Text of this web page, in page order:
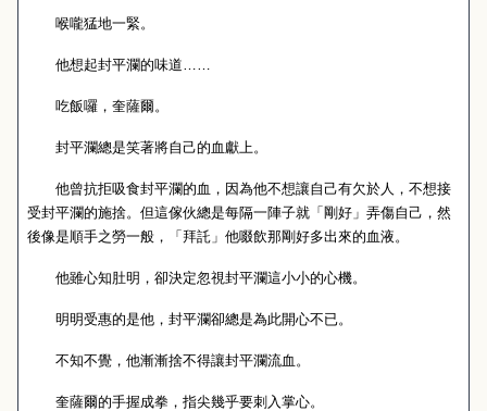
喉嚨猛地一緊。
他想起封平瀾的味道……
吃飯囉，奎薩爾。
封平瀾總是笑著將自己的血獻上。
他曾抗拒吸食封平瀾的血，因為他不想讓自己有欠於人，不想接
受封平瀾的施捨。但這傢伙總是每隔一陣子就「剛好」弄傷自己，然
後像是順手之勞一般，「拜託」他啜飲那剛好多出來的血液。
他雖心知肚明，卻決定忽視封平瀾這小小的心機。
明明受惠的是他，封平瀾卻總是為此開心不已。
不知不覺，他漸漸捨不得讓封平瀾流血。
奎薩爾的手握成拳，指尖幾乎要刺入掌心。